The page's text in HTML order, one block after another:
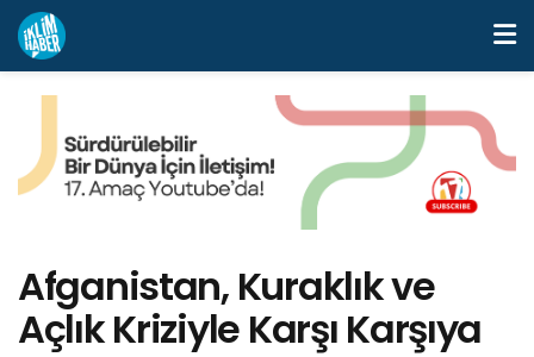
Afganistan, Kuraklık ve
Açlık Kriziyle Karşı Karşıya